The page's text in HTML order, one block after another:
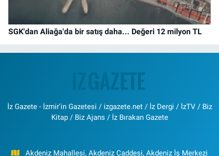
SGK'dan Aliağa'da bir satış daha... Değeri 12 milyon TL
İz Gazete - İzmir'in Gazetesi / izgazete.net / İz Dergi / İzTV / Biz
Kitap / Biz Ajans / İz Bırakan Gazete
Akdeniz Mahallesi, Akdeniz Caddesi, Akdeniz İş Merkezi